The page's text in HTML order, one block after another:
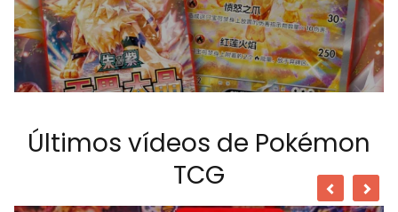
Últimos vídeos de Pokémon
TCG